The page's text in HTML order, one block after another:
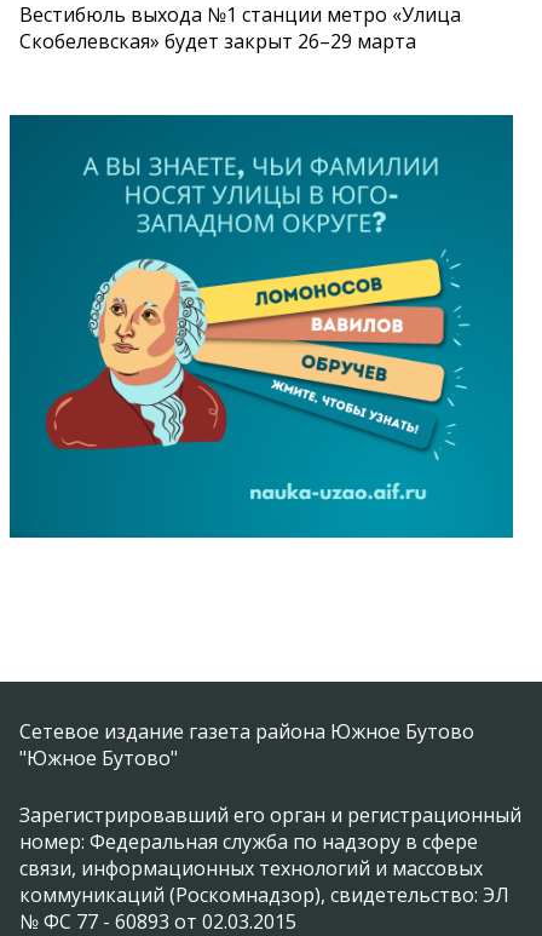
Вестибюль выхода №1 станции метро «Улица
Скобелевская» будет закрыт 26–29 марта
Сетевое издание газета района Южное Бутово
"Южное Бутово"
Зарегистрировавший его орган и регистрационный
номер: Федеральная служба по надзору в сфере
связи, информационных технологий и массовых
коммуникаций (Роскомнадзор), свидетельство: ЭЛ
№ ФС 77 - 60893 от 02.03.2015